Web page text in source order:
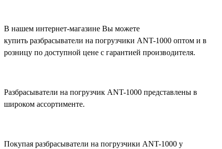
В нашем интернет-магазине Вы можете
купить разбрасыватели на погрузчики ANT-1000 оптом и в
розницу по доступной цене с гарантией производителя.
Разбрасыватели на погрузчик ANT-1000 представлены в
широком ассортименте.
Покупая разбрасыватели на погрузчики ANT-1000 у